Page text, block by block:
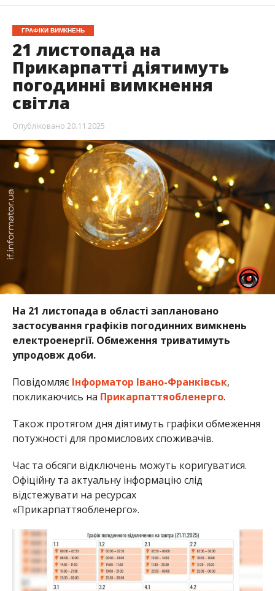
ГРАФІКИ ВИМКНЕНЬ
21 листопада на
Прикарпатті діятимуть
погодинні вимкнення
світла
Опубліковано 20.11.2025
На 21 листопада в області заплановано
застосування графіків погодинних вимкнень
електроенергії. Обмеження триватимуть
упродовж доби.
Повідомляє Інформатор Івано-Франківськ,
покликаючись на Прикарпаттяобленерго.
Також протягом дня діятимуть графіки обмеження
потужності для промислових споживачів.
Час та обсяги відключень можуть коригуватися.
Офіційну та актуальну інформацію слід
відстежувати на ресурсах
«Прикарпаттяобленерго».